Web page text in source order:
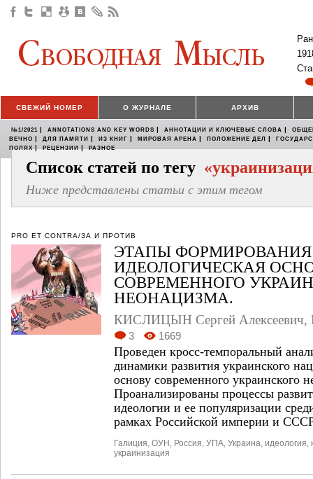
СВЕЖИЙ НОМЕР О ЖУРНАЛЕ АРХИВ
№1/2021 | ANNOTATIONS AND KEY WORDS | АННОТАЦИИ И КЛЮЧЕВЫЕ СЛОВА |
ВЕЧНО | ДЛЯ ПАМЯТИ | ИЗ КНИГ | МИРОВАЯ АРЕНА | ПОЛОЖЕНИЕ ДЕЛ |
ПОЛЯХ | РЕЦЕНЗИИ | РАЗНОЕ
Список статей по тегу
Ниже представлены статьи с этим тегом
PRO ET CONTRA/ЗА И ПРОТИВ
ЭТАПЫ
ИДЕОЛОГИЧЕСКАЯ
СОВРЕМЕННОГО
НЕОНАЦИЗМА.
КИСЛИЦЫН Сергей Алексеевич,
3 1669
Проведен кросс-темпоральный
динамики развития украинского
основу современного украинского
Проанализированы процессы
идеологии и ее популяризации
рамках Российской империи и
Галиция ОУН Россия УПА Украина идеология
украинизация